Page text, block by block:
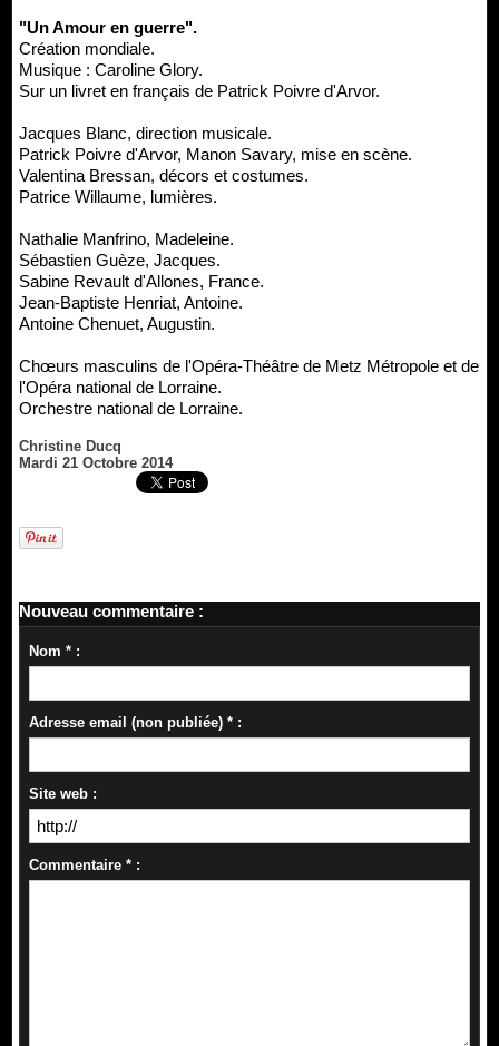
"Un Amour en guerre".
Création mondiale.
Musique : Caroline Glory.
Sur un livret en français de Patrick Poivre d'Arvor.
Jacques Blanc, direction musicale.
Patrick Poivre d'Arvor, Manon Savary, mise en scène.
Valentina Bressan, décors et costumes.
Patrice Willaume, lumières.
Nathalie Manfrino, Madeleine.
Sébastien Guèze, Jacques.
Sabine Revault d'Allones, France.
Jean-Baptiste Henriat, Antoine.
Antoine Chenuet, Augustin.
Chœurs masculins de l'Opéra-Théâtre de Metz Métropole et de
l'Opéra national de Lorraine.
Orchestre national de Lorraine.
Christine Ducq
Mardi 21 Octobre 2014
Nouveau commentaire :
Nom * :
Adresse email (non publiée) * :
Site web :
Commentaire * :